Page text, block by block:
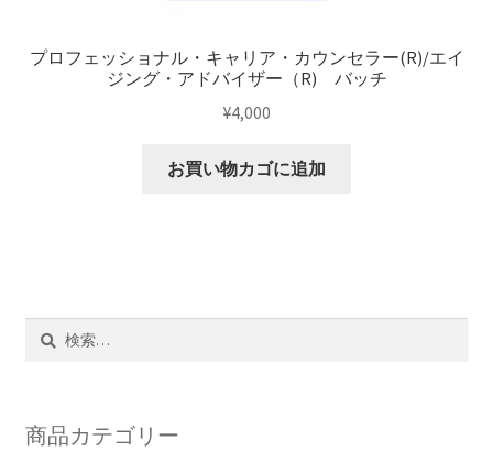
プロフェッショナル・キャリア・カウンセラー(R)/エイ
ジング・アドバイザー（R) バッチ
¥4,000
お買い物カゴに追加
商品カテゴリー